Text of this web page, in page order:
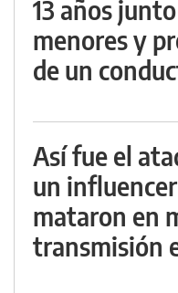
13 años
menores y
de un
Así fue el
un
mataron en
transmisión